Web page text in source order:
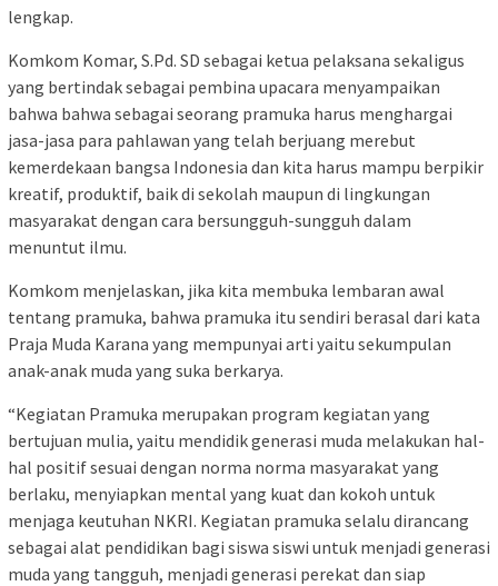
lengkap.
Komkom Komar, S.Pd. SD sebagai ketua pelaksana sekaligus
yang bertindak sebagai pembina upacara menyampaikan
bahwa bahwa sebagai seorang pramuka harus menghargai
jasa-jasa para pahlawan yang telah berjuang merebut
kemerdekaan bangsa Indonesia dan kita harus mampu berpikir
kreatif, produktif, baik di sekolah maupun di lingkungan
masyarakat dengan cara bersungguh-sungguh dalam
menuntut ilmu.
Komkom menjelaskan, jika kita membuka lembaran awal
tentang pramuka, bahwa pramuka itu sendiri berasal dari kata
Praja Muda Karana yang mempunyai arti yaitu sekumpulan
anak-anak muda yang suka berkarya.
“Kegiatan Pramuka merupakan program kegiatan yang
bertujuan mulia, yaitu mendidik generasi muda melakukan hal-
hal positif sesuai dengan norma norma masyarakat yang
berlaku, menyiapkan mental yang kuat dan kokoh untuk
menjaga keutuhan NKRI. Kegiatan pramuka selalu dirancang
sebagai alat pendidikan bagi siswa siswi untuk menjadi generasi
muda yang tangguh, menjadi generasi perekat dan siap